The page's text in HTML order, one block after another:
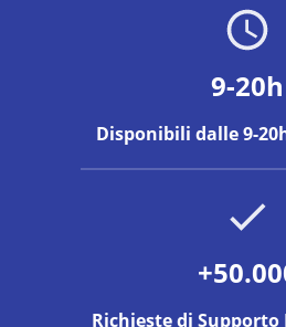
9-20h
Disponibili dalle 9-
Richieste di Supporto